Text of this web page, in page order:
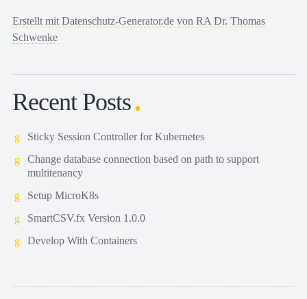
Erstellt mit Datenschutz-Generator.de von RA Dr. Thomas
Schwenke
Recent Posts
Sticky Session Controller for Kubernetes
Change database connection based on path to support
multitenancy
Setup MicroK8s
SmartCSV.fx Version 1.0.0
Develop With Containers